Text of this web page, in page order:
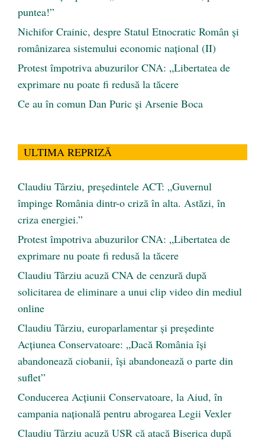
puntea!”
Nichifor Crainic, despre Statul Etnocratic Român şi
românizarea sistemului economic naţional (II)
Protest împotriva abuzurilor CNA: „Libertatea de
exprimare nu poate fi redusă la tăcere
Ce au în comun Dan Puric şi Arsenie Boca
ULTIMA REPRIZĂ
Claudiu Târziu, președintele ACT: „Guvernul
împinge România dintr-o criză în alta. Astăzi, în
criza energiei.”
Protest împotriva abuzurilor CNA: „Libertatea de
exprimare nu poate fi redusă la tăcere
Claudiu Târziu acuză CNA de cenzură după
solicitarea de eliminare a unui clip video din mediul
online
Claudiu Târziu, europarlamentar și președinte
Acțiunea Conservatoare: „Dacă România își
abandonează ciobanii, își abandonează o parte din
suflet”
Conducerea Acțiunii Conservatoare, la Aiud, în
campania națională pentru abrogarea Legii Vexler
Claudiu Târziu acuză USR că atacă Biserica după